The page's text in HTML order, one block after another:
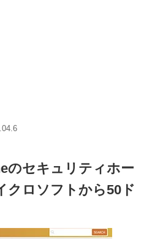
のセキュリティホー
ロソフトから50ド